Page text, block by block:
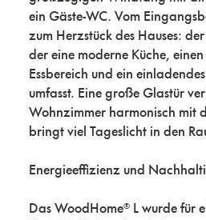
ein Gäste-WC. Vom
zum Herzstück des Hauses:
der eine moderne Küche,
Essbereich und ein
umfasst. Eine große Glastür
Wohnzimmer harmonisch mit
bringt viel Tageslicht in den
Energieeffizienz und
Das WoodHome® L wurde für